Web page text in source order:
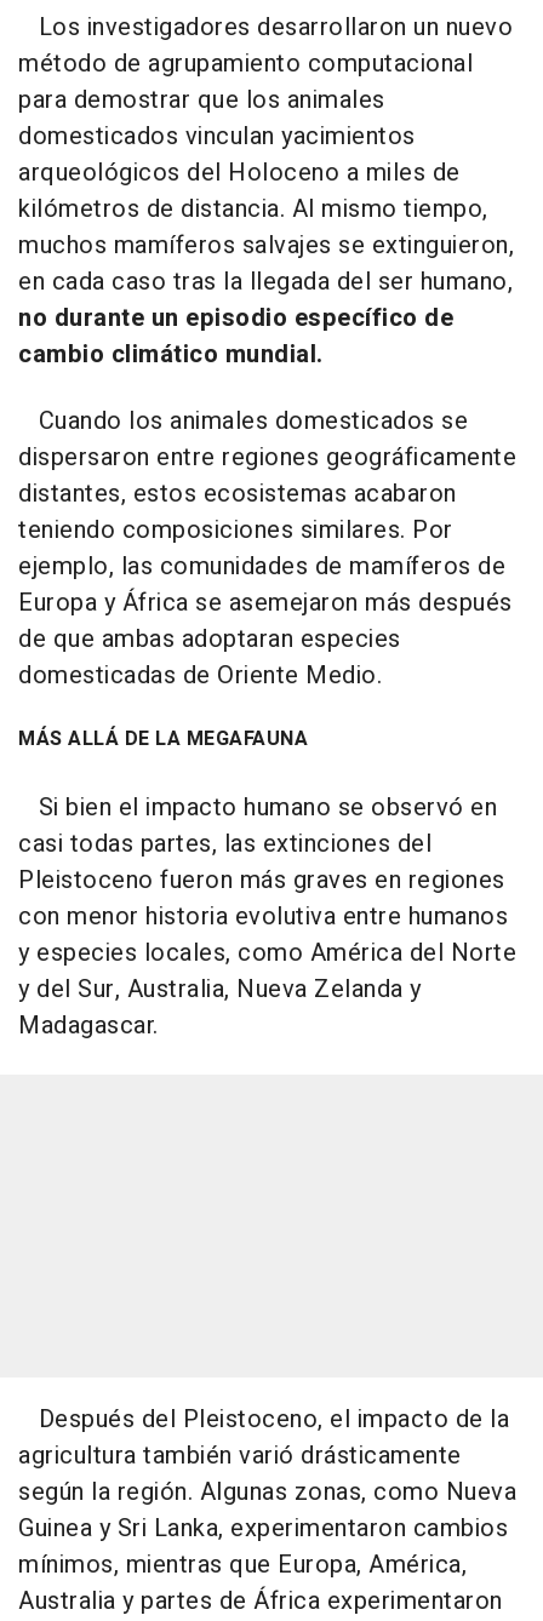
Los investigadores desarrollaron un nuevo
método de agrupamiento computacional
para demostrar que los animales
domesticados vinculan yacimientos
arqueológicos del Holoceno a miles de
kilómetros de distancia. Al mismo tiempo,
muchos mamíferos salvajes se extinguieron,
en cada caso tras la llegada del ser humano,
no durante un episodio específico de
cambio climático mundial.
Cuando los animales domesticados se
dispersaron entre regiones geográficamente
distantes, estos ecosistemas acabaron
teniendo composiciones similares. Por
ejemplo, las comunidades de mamíferos de
Europa y África se asemejaron más después
de que ambas adoptaran especies
domesticadas de Oriente Medio.
MÁS ALLÁ DE LA MEGAFAUNA
Si bien el impacto humano se observó en
casi todas partes, las extinciones del
Pleistoceno fueron más graves en regiones
con menor historia evolutiva entre humanos
y especies locales, como América del Norte
y del Sur, Australia, Nueva Zelanda y
Madagascar.
Después del Pleistoceno, el impacto de la
agricultura también varió drásticamente
según la región. Algunas zonas, como Nueva
Guinea y Sri Lanka, experimentaron cambios
mínimos, mientras que Europa, América,
Australia y partes de África experimentaron